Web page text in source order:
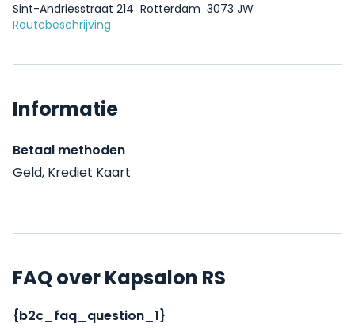
Sint-Andriesstraat 214 Rotterdam 3073 JW
Routebeschrijving
Informatie
Betaal methoden
Geld, Krediet Kaart
FAQ over Kapsalon RS
{b2c_faq_question_1}